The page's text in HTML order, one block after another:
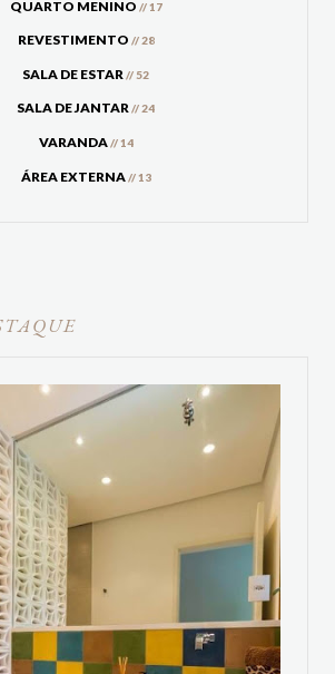
QUARTO MENINO // 17
REVESTIMENTO // 28
SALA DE ESTAR // 52
SALA DE JANTAR// 24
VARANDA// 14
ÁREA EXTERNA// 13